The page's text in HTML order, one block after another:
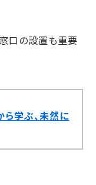
口の設置も重要
ら学ぶ、未然に